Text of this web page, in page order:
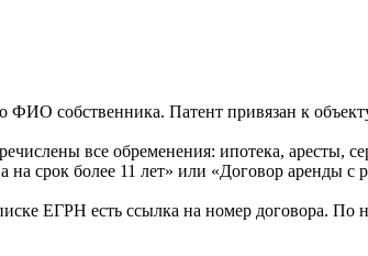
собственника. Патент привязан к
все обременения: ипотека, аресты,
срок более 11 лет» или «Договор аренды с
ЕГРН есть ссылка на номер договора. По